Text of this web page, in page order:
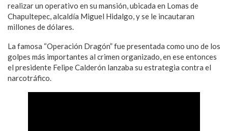
realizar un operativo en su mansión, ubicada en Lomas de
Chapultepec, alcaldía Miguel Hidalgo, y se le incautaran
millones de dólares.
La famosa “Operación Dragón” fue presentada como uno de los
golpes más importantes al crimen organizado, en ese entonces
el presidente Felipe Calderón lanzaba su estrategia contra el
narcotráfico.